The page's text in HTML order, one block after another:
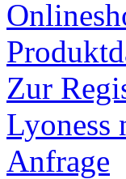
Zur
Lyoness
Anfrage